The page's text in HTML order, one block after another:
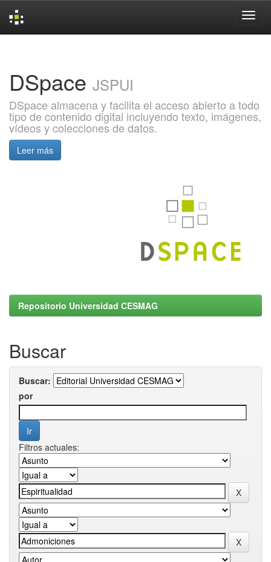
DSpace JSPUI
DSpace almacena y facilita el acceso abierto a todo
tipo de contenido digital incluyendo texto, imágenes,
vídeos y colecciones de datos.
Leer más
Repositorio Universidad CESMAG
Buscar
Buscar:
por
Filtros actuales: